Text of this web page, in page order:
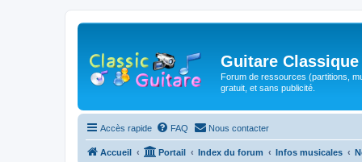
Guitare Classique
Forum de ressources (partitions,
gratuit, et sans publicité.
Accès rapide FAQ Nous contacter
Accueil Portail Index du forum Infos musicales